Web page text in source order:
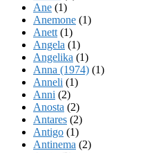
Ane (1)
Anemone (1)
Anett (1)
Angela (1)
Angelika (1)
Anna (1974) (1)
Anneli (1)
Anni (2)
Anosta (2)
Antares (2)
Antigo (1)
Antinema (2)